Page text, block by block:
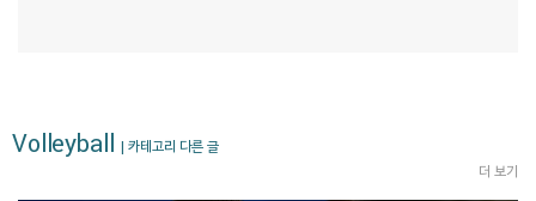
Volleyball | 카테고리 다른 글
더 보기